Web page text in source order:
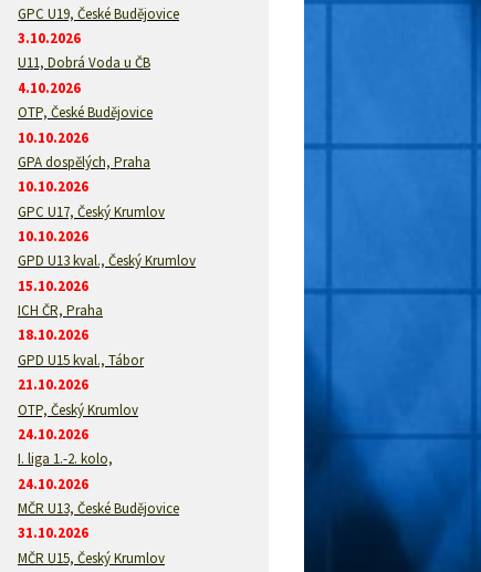
GPC U19, České Budějovice
3.10.2026
U11, Dobrá Voda u ČB
4.10.2026
OTP, České Budějovice
10.10.2026
GPA dospělých, Praha
10.10.2026
GPC U17, Český Krumlov
10.10.2026
GPD U13 kval., Český Krumlov
15.10.2026
ICH ČR, Praha
18.10.2026
GPD U15 kval., Tábor
21.10.2026
OTP, Český Krumlov
24.10.2026
I. liga 1.-2. kolo,
24.10.2026
MČR U13, České Budějovice
31.10.2026
MČR U15, Český Krumlov